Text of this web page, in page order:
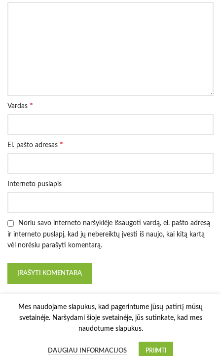
Vardas *
El. pašto adresas *
Interneto puslapis
Noriu savo interneto naršyklėje išsaugoti vardą, el. pašto adresą
ir interneto puslapį, kad jų nebereiktų įvesti iš naujo, kai kitą kartą
vėl norėsiu parašyti komentarą.
Mes naudojame slapukus, kad pagerintume jūsų patirtį mūsų
svetainėje. Naršydami šioje svetainėje, jūs sutinkate, kad mes
naudotume slapukus.
DAUGIAU INFORMACIJOS PRIIMTI